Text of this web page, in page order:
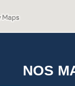
NOS